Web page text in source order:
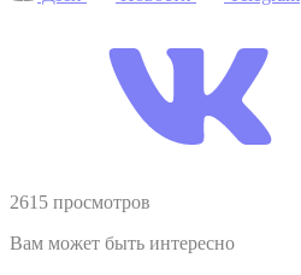
2615 просмотров
Вам может быть интересно